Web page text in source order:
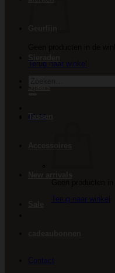
Terug naar winkel
€0.00
Tassen